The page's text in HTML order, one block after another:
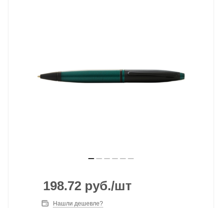
198.72 руб./шт
Нашли дешевле?